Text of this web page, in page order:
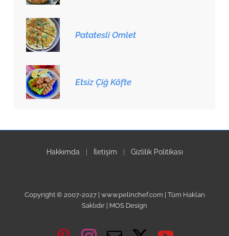
Patatesli Omlet
Etsiz Çiğ Köfte
Hakkımda İletişim Gizlilik Politikası
Copyright © 2007-2027 | www.pelinchef.com | Tüm Hakları
Saklıdır | MOS Design